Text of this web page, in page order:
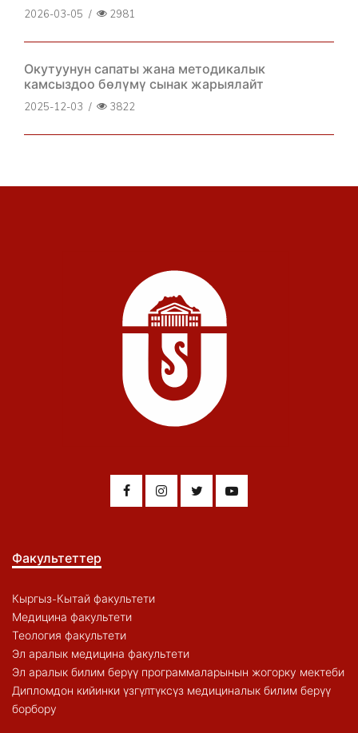
2026-03-05 / 2981
Окутуунун сапаты жана методикалык
камсыздоо бөлүмү сынак жарыялайт
2025-12-03 / 3822
Факультеттер
Кыргыз-Кытай факультети
Медицина факультети
Теология факультети
Эл аралык медицина факультети
Эл аралык билим берүү программаларынын жогорку мектеби
Дипломдон кийинки үзгүлтүксүз медициналык билим берүү
борбору